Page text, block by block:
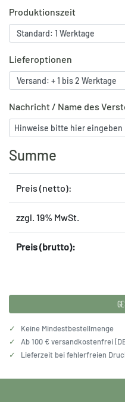
Produktionszeit
Lieferoptionen
Nachricht / Name des
Summe
Preis (netto):
zzgl. 19% MwSt.
Preis (brutto):
✓
Keine Mindestbestellmenge
✓
Ab 100 € versandkostenfrei
✓
Lieferzeit bei fehlerfreien